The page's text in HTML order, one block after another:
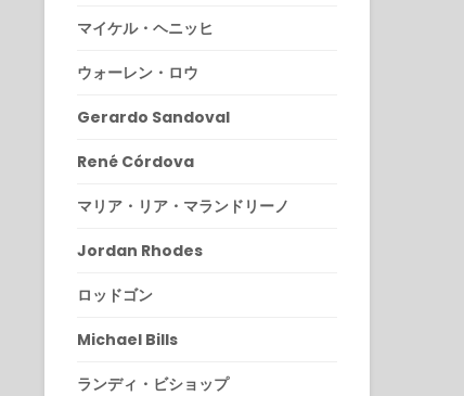
マイケル・ヘニッヒ
ウォーレン・ロウ
Gerardo Sandoval
René Córdova
マリア・リア・マランドリーノ
Jordan Rhodes
ロッドゴン
Michael Bills
ランディ・ビショップ